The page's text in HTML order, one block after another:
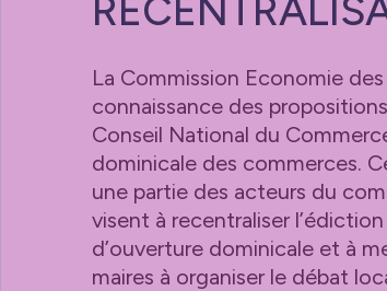
La Commission Economie
connaissance des
Conseil National du
dominicale des commerces.
une partie des acteurs du
visent à recentraliser
d’ouverture dominicale et à
maires à organiser le débat